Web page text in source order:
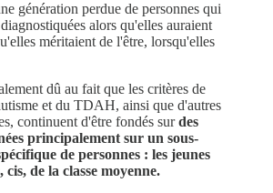
génération perdue de personnes qui
alors qu'elles auraient
méritaient de l'être, lorsqu'elles
dû au fait que les critères de
et du TDAH, ainsi que d'autres
continuent d'être fondés surdes
principalement sur un sous-
de personnes : les jeunes
cis, de la classe moyenne.